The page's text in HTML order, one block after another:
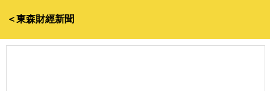
＜東森財經新聞